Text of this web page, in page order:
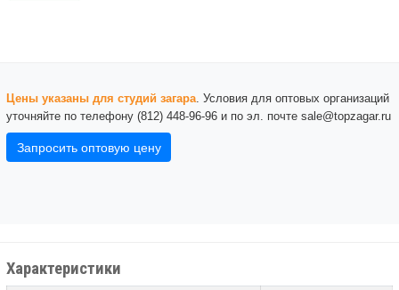
Цены указаны для студий загара . Условия для оптовых организаций
уточняйте по телефону (812) 448-96-96 и по эл. почте sale@topzagar.ru
Запросить оптовую цену
Характеристики